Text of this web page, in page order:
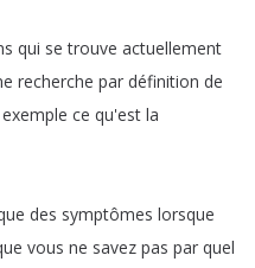
qui se trouve actuellement
recherche par définition de
exemple ce qu'est la
des symptômes lorsque
vous ne savez pas par quel